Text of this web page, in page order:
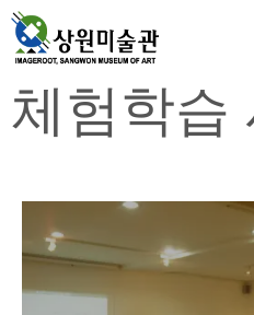
체험학습